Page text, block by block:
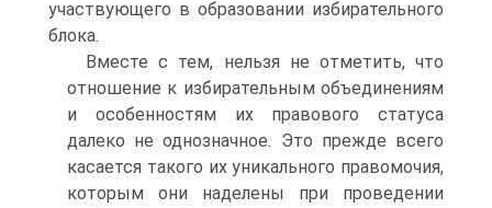
участвующего в образовании избирательного
блока.
Вместе с тем, нельзя не отметить, что
отношение к избирательным объединениям
и особенностям их правового статуса
далеко не однозначное. Это прежде всего
касается такого их уникального правомочия,
которым они наделены при проведении